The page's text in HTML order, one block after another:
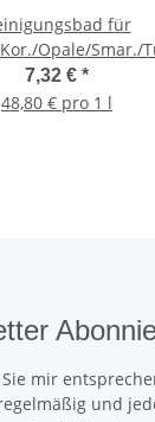
für
Opale/Smar./
7,32 € *
48,80 € pro 1 l
mir
und